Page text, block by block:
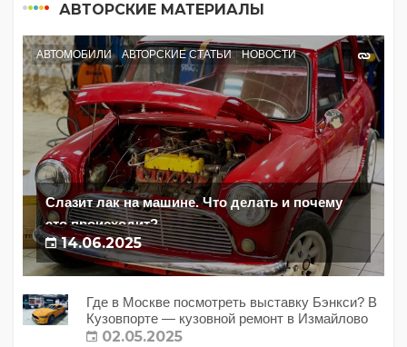
АВТОРСКИЕ МАТЕРИАЛЫ
АВТОМОБИЛИ АВТОРСКИЕ СТАТЬИ НОВОСТИ
Слазит лак на машине. Что делать и почему
это происходит?
14.06.2025
Где в Москве посмотреть выставку Бэнкси? В
Кузовпорте — кузовной ремонт в Измайлово
02.05.2025